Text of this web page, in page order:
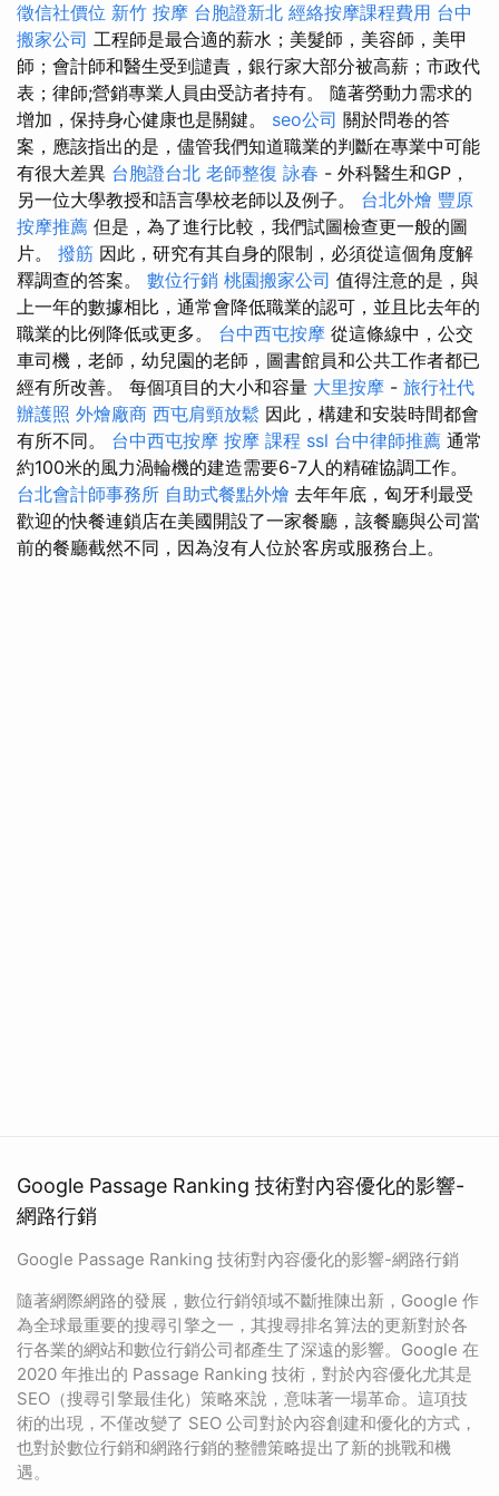
徵信社價位 新竹 按摩 台胞證新北 經絡按摩課程費用 台中
搬家公司 工程師是最合適的薪水；美髮師，美容師，美甲
師；會計師和醫生受到譴責，銀行家大部分被高薪；市政代
表；律師;營銷專業人員由受訪者持有。 隨著勞動力需求的
增加，保持身心健康也是關鍵。 seo公司 關於問卷的答
案，應該指出的是，儘管我們知道職業的判斷在專業中可能
有很大差異 台胞證台北 老師整復 詠春 - 外科醫生和GP，
另一位大學教授和語言學校老師以及例子。 台北外燴 豐原
按摩推薦 但是，為了進行比較，我們試圖檢查更一般的圖
片。 撥筋 因此，研究有其自身的限制，必須從這個角度解
釋調查的答案。 數位行銷 桃園搬家公司 值得注意的是，與
上一年的數據相比，通常會降低職業的認可，並且比去年的
職業的比例降低或更多。 台中西屯按摩 從這條線中，公交
車司機，老師，幼兒園的老師，圖書館員和公共工作者都已
經有所改善。 每個項目的大小和容量 大里按摩 - 旅行社代
辦護照 外燴廠商 西屯肩頸放鬆 因此，構建和安裝時間都會
有所不同。 台中西屯按摩 按摩 課程 ssl 台中律師推薦 通常
約100米的風力渦輪機的建造需要6-7人的精確協調工作。
台北會計師事務所 自助式餐點外燴 去年年底，匈牙利最受
歡迎的快餐連鎖店在美國開設了一家餐廳，該餐廳與公司當
前的餐廳截然不同，因為沒有人位於客房或服務台上。
Google Passage Ranking 技術對內容優化的影響-
網路行銷
Google Passage Ranking 技術對內容優化的影響-網路行銷
隨著網際網路的發展，數位行銷領域不斷推陳出新，Google 作
為全球最重要的搜尋引擎之一，其搜尋排名算法的更新對於各
行各業的網站和數位行銷公司都產生了深遠的影響。Google 在
2020 年推出的 Passage Ranking 技術，對於內容優化尤其是
SEO（搜尋引擎最佳化）策略來說，意味著一場革命。這項技
術的出現，不僅改變了 SEO 公司對於內容創建和優化的方式，
也對於數位行銷和網路行銷的整體策略提出了新的挑戰和機
遇。